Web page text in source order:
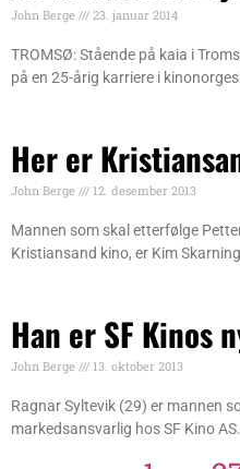
John Berge 23. januar 2014
TROMSØ: Stående på kaia i
på en 25-årig karriere i
Her er
John Berge 12. desember 2013
Mannen som skal etterfølge
Kristiansand kino, er Kim
Han er SF Kinos
John Berge 13. oktober 2013
Ragnar Syltevik (29) er mannen
markedsansvarlig hos SF Kino AS.